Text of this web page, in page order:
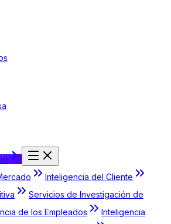
Inteligencia del Cliente
Servicios de Investigación de
de los Empleados
Inteligencia